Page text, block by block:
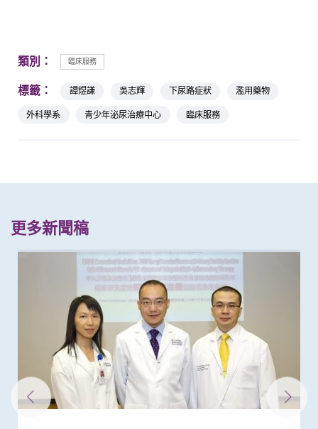
類別： 臨床服務
標籤： 譚煜謙 吳志輝 下尿路症狀
濫用藥物
外科學系
青少年泌尿治療中心 臨床服務
更多新聞稿